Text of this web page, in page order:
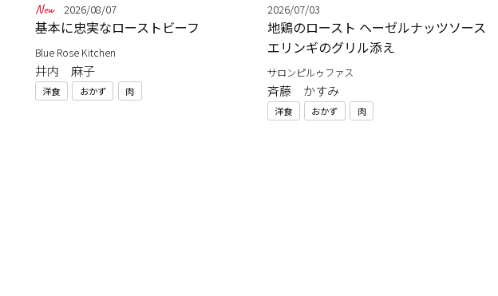
2026/08/07
基本に忠実なローストビーフ
Blue Rose Kitchen
井内 麻子
洋食 おかず 肉
2026/07/03
地鶏のロースト ヘーゼルナッツソース
エリンギのグリル添え
サロンピルゥファス
斉藤 かすみ
洋食 おかず 肉